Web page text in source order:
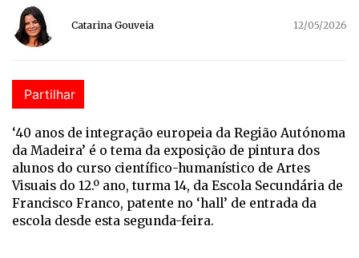
Catarina Gouveia 12/05/2026
Partilhar
‘40 anos de integração europeia da Região Autónoma
da Madeira’ é o tema da exposição de pintura dos
alunos do curso científico-humanístico de Artes
Visuais do 12.º ano, turma 14, da Escola Secundária de
Francisco Franco, patente no ‘hall’ de entrada da
escola desde esta segunda-feira.